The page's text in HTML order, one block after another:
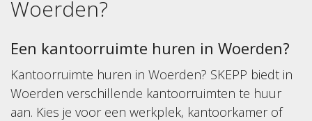
Woerden?
Een kantoorruimte huren in Woerden?
Kantoorruimte huren in Woerden? SKEPP biedt in
Woerden verschillende kantoorruimten te huur
aan. Kies je voor een werkplek, kantoorkamer of